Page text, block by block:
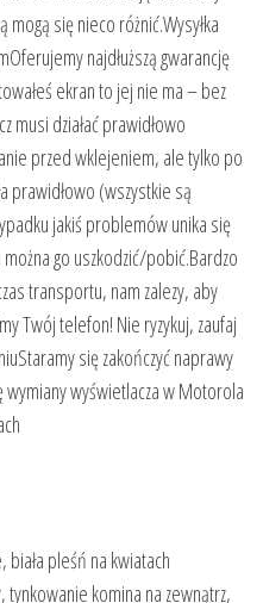
się nieco różnić.Wysyłka
najdłuższą gwarancję
ekran to jej nie ma – bez
musi działać prawidłowo
przed wklejeniem, ale tylko po
prawidłowo (wszystkie są
jakiś problemów unika się
go uszkodzić/pobić.Bardzo
transportu, nam zalezy, aby
Twój telefon! Nie ryzykuj, zaufaj
się zakończyć naprawy
wyświetlacza w Motorola
pleśń na kwiatach
tynkowanie komina na zewnątrz,